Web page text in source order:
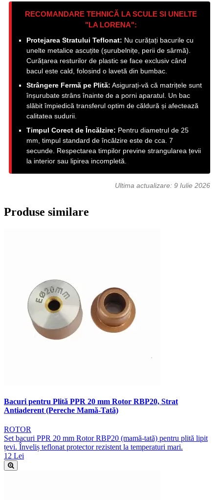
RECOMANDARE TEHNICĂ LA SCULE SI UNELTE
"LA LORENA":
Protejarea Stratului Teflonat: Nu curățați bacurile cu
unelte metalice ascuțite (șurubelnițe, perii de sârmă).
Curățarea resturilor de plastic se face exclusiv când
bacul este cald, folosind o lavetă din bumbac.
Strângere Fermă pe Plită: Asigurați-vă că matrițele sunt
înșurubate strâns înainte de a porni aparatul. Un bac
slăbit împiedică transferul optim de căldură și afectează
calitatea sudurii.
Timpul Corect de Încălzire: Pentru diametrul de 25
mm, timpul standard de încălzire este de cca. 7
secunde. Respectarea timpilor previne strangularea țevii
la interior sau lipirea incompletă.
Ultima actualizare: 9 Iulie 2026
Produse similare
Bacuri pentru Plită PPR 20 mm Rotor RBP20, Strat
Antiaderent (Pereche Mamă-Tată)
ROTOR
Set bacuri PPR 20 mm Rotor RBP20 (mamă-tată) pentru plită lipit
țevi. Înveliș teflonat protector rezistent la temperaturi mari.
12 Lei